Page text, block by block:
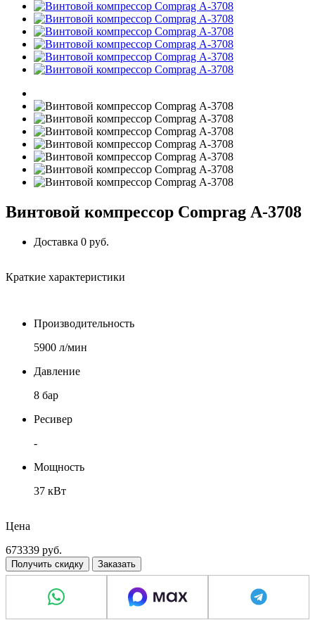
Винтовой компрессор Comprag А-3708
Доставка 0 руб.
Краткие характеристики
Производительность
5900 л/мин
Давление
8 бар
Ресивер
-
Мощность
37 кВт
Цена
673339 руб.
Получить скидку Заказать